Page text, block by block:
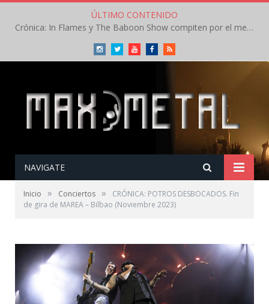
ÚLTIMO CONTENIDO
Crónica: Arch Enemy brilla en la segunda jornada del Leyendas del Rock – Jueves – Agosto 2026
InstagramTwitterYoutubeFacebookRSS
NAVIGATE
Inicio » Conciertos »
CRÓNICA: POTROS DESBOCADOS. Fin
de gira de MAREA – Bilbao (Noviembre 2023)